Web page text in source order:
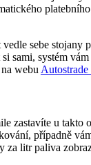
sebe
sami, systém
webu Autostrade
zastavíte u
případně
litr paliva